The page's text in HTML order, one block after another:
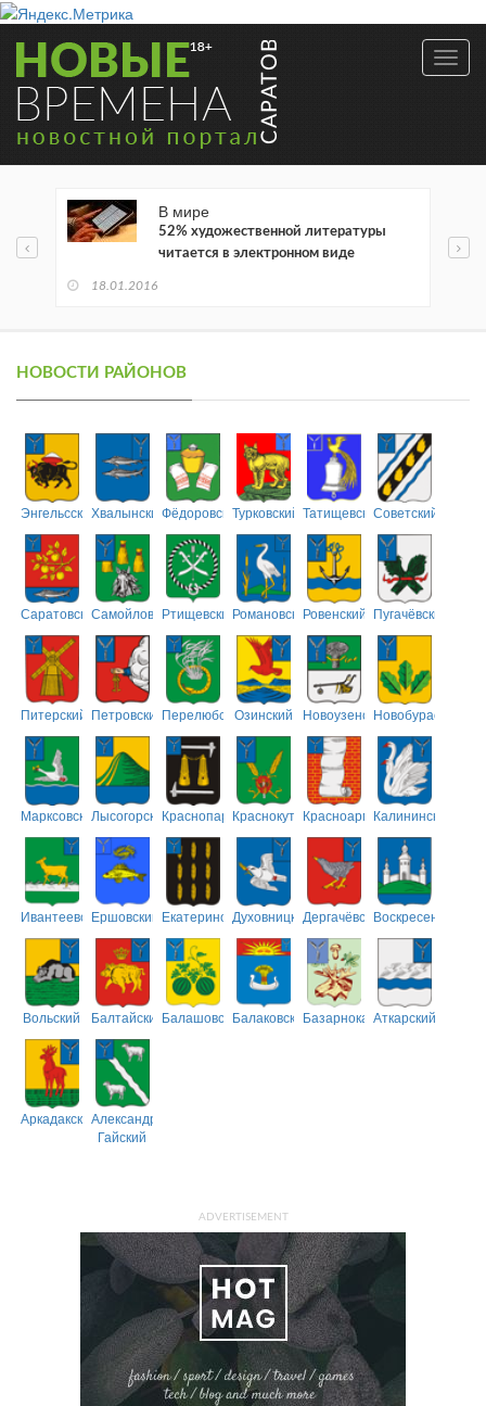
В мире
52% художественной литературы
читается в электронном виде
18.01.2016
НОВОСТИ РАЙОНОВ
ЭнгельсскийХвалынскийФёдоровскийТурковский ТатищевскийСоветский
СаратовскийСамойловскийРтищевскийРомановскийРовенский Пугачёвский
Питерский ПетровскийПерелюбскийОзинский НовоузенскийНовобурасский
МарксовскийЛысогорскийКраснопартизанский
КраснокутскийКрасноармейский
Калининский
ИвантеевскийЕршовский ЕкатериновскийДуховницкийДергачёвскийВоскресенский
Вольский БалтайскийБалашовскийБалаковскийБазарнокарабулакский
Аткарский
АркадакскийАлександрово-
Гайский
ADVERTISEMENT